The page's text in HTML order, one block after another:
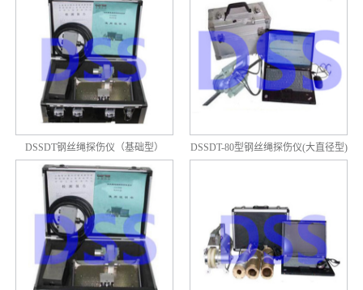
DSSDT钢丝绳探伤仪（基础型） DSSDT-80型钢丝绳探伤仪(大直径型)